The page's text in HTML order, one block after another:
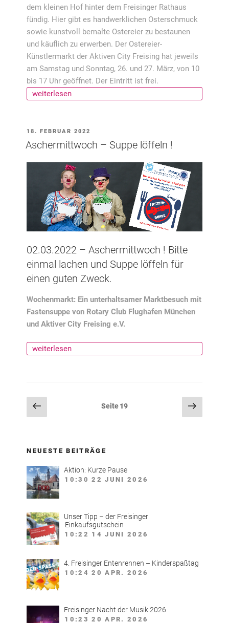
dem kleinen Hof hinter dem Freisinger Rathaus
fündig. Hier gibt es handwerklichen Osterschmuck
sowie kunstvoll bemalte Ostereier zu bestaunen
und käuflich zu erwerben. Der Ostereier-
Künstlermarkt der Aktiven City Freising hat jeweils
am Samstag und Sonntag, 26. und 27. März, von 10
bis 17 Uhr geöffnet. Der Eintritt ist frei.
„Ostereier-
weiterlesen
VERÖFFENTLICHT
AM
18. FEBRUAR 2022
Aschermittwoch – Suppe löffeln !
02.03.2022 – Aschermittwoch ! Bitte
einmal lachen und Suppe löffeln für
einen guten Zweck.
Wochenmarkt: Ein unterhaltsamer Marktbesuch mit
Fastensuppe von Rotary Club Flughafen München
und Aktiver City Freising e.V.
„Aschermittwoch
!“
weiterlesen
Seitennummerierung
der
Vorherige
Seite
Seite19
Seite
NEUESTE BEITRÄGE
Aktion: Kurze Pause
10:30 22 JUNI 2026
Unser Tipp – der Freisinger
Einkaufsgutschein
10:22 14 JUNI 2026
4. Freisinger Entenrennen – Kinderspaßtag
10:24 20 APR. 2026
Freisinger Nacht der Musik 2026
10:23 20 APR. 2026